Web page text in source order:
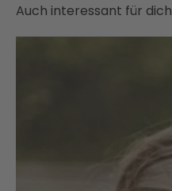
Auch interessant für dich